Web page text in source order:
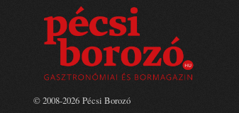
© 2008-2026 Pécsi Borozó